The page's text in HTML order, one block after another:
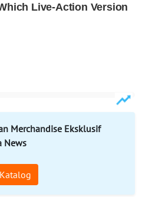
Merchandise Eksklusif
News